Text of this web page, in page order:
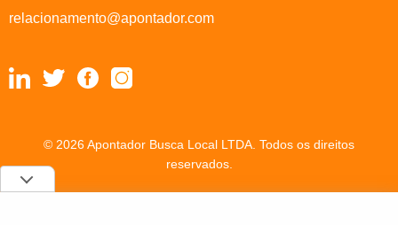
relacionamento@apontador.com
© 2026 Apontador Busca Local LTDA. Todos os direitos
reservados.